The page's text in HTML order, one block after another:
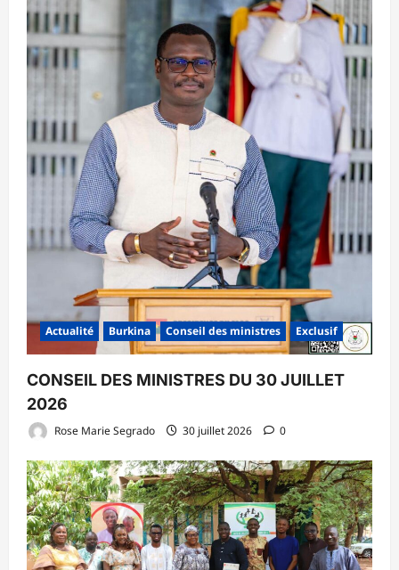
Actualité Burkina Conseil des ministres Exclusif
CONSEIL DES MINISTRES DU 30 JUILLET
2026
Rose Marie Segrado 30 juillet 2026 0